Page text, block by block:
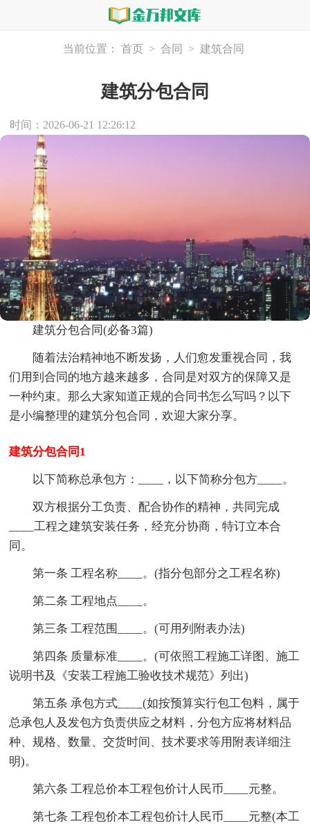
当前位置： 首页 > 合同 > 建筑合同
建筑分包合同
时间：2026-06-21 12:26:12
建筑分包合同(必备3篇)
随着法治精神地不断发扬，人们愈发重视合同，我
们用到合同的地方越来越多，合同是对双方的保障又是
一种约束。那么大家知道正规的合同书怎么写吗？以下
是小编整理的建筑分包合同，欢迎大家分享。
建筑分包合同1
以下简称总承包方：____，以下简称分包方____。
双方根据分工负责、配合协作的精神，共同完成
____工程之建筑安装任务，经充分协商，特订立本合
同。
第一条 工程名称____。(指分包部分之工程名称)
第二条 工程地点____。
第三条 工程范围____。(可用列附表办法)
第四条 质量标准____。(可依照工程施工详图、施工
说明书及《安装工程施工验收技术规范》列出)
第五条 承包方式____(如按预算实行包工包料，属于
总承包人及发包方负责供应之材料，分包方应将材料品
种、规格、数量、交货时间、技术要求等用附表详细注
明)。
第六条 工程总价本工程包价计人民币____元整。
第七条 工程包价本工程包价计人民币____元整(本工